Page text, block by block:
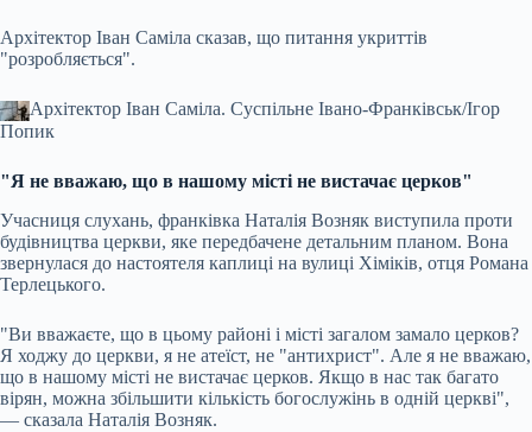
Архітектор Іван Саміла сказав, що питання укриттів
"розробляється".
Архітектор Іван Саміла. Суспільне Івано-Франківськ/Ігор
Попик
"Я не вважаю, що в нашому місті не вистачає церков"
Учасниця слухань, франківка Наталія Возняк виступила проти
будівництва церкви, яке передбачене детальним планом. Вона
звернулася до настоятеля каплиці на вулиці Хіміків, отця Романа
Терлецького.
"Ви вважаєте, що в цьому районі і місті загалом замало церков?
Я ходжу до церкви, я не атеїст, не "антихрист". Але я не вважаю,
що в нашому місті не вистачає церков. Якщо в нас так багато
вірян, можна збільшити кількість богослужінь в одній церкві",
— сказала Наталія Возняк.